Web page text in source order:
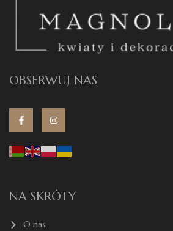
OBSERWUJ NAS
NA SKRÓTY
O nas